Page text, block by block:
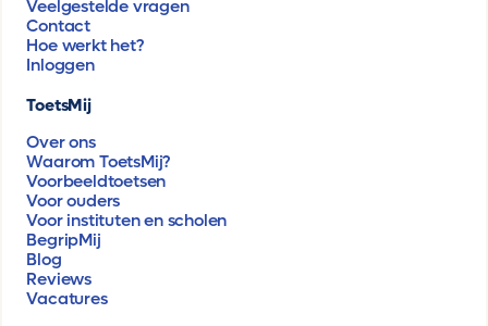
Veelgestelde vragen
Contact
Hoe werkt het?
Inloggen
ToetsMij
Over ons
Waarom ToetsMij?
Voorbeeldtoetsen
Voor ouders
Voor instituten en scholen
BegripMij
Blog
Reviews
Vacatures